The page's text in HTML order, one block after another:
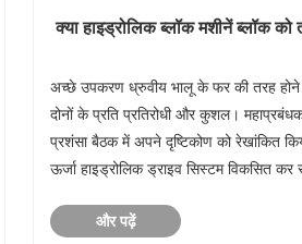
क्या हाइड्रोलिक ब्लॉक मशीनें ब्लॉक को
अच्छे उपकरण ध्रुवीय भालू के फर की तरह
दोनों के प्रति प्रतिरोधी और कुशल। महाप्रबंधक
प्रशंसा बैठक में अपने दृष्टिकोण को रेखांकित
ऊर्जा हाइड्रोलिक ड्राइव सिस्टम विकसित कर
और पढ़ें